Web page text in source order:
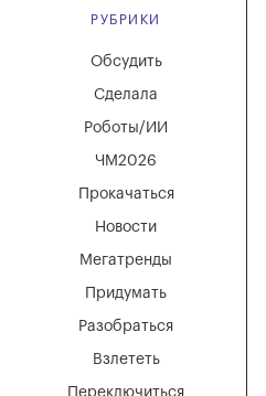
РУБРИКИ
Мегатренды
Придумать
Разобраться
Взлететь
Новости
Переключиться
Обсудить
Сделала
Роботы/ИИ
ЧМ2026
Прокачаться